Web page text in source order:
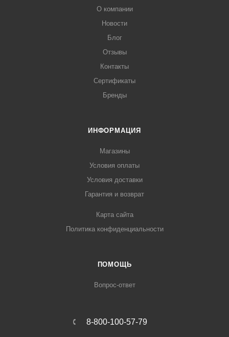
О компании
Новости
Блог
Отзывы
Контакты
Сертификаты
Бренды
ИНФОРМАЦИЯ
Магазины
Условия оплаты
Условия доставки
Гарантия и возврат
Карта сайта
Политика конфиденциальности
ПОМОЩЬ
Вопрос-ответ
8-800-100-57-79